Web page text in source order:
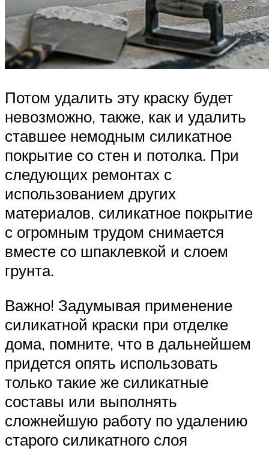
Потом удалить эту краску будет
невозможно, также, как и удалить
ставшее немодным силикатное
покрытие со стен и потолка. При
следующих ремонтах с
использованием других
материалов, силикатное покрытие
с огромным трудом снимается
вместе со шпаклевкой и слоем
грунта.
Важно! Задумывая применение
силикатной краски при отделке
дома, помните, что в дальнейшем
придется опять использовать
только такие же силикатные
составы или выполнять
сложнейшую работу по удалению
старого силикатного слоя